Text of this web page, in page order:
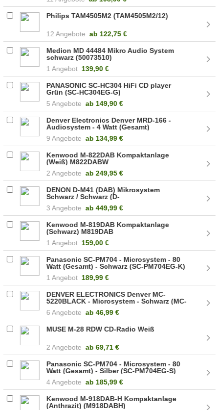
Philips TAM4505M2 (TAM4505M2/12)
12 Angebote ab 122,75 €
Medion MD 44484 Mikro Audio System
schwarz (50073510)
1 Angebot 139,90 €
PANASONIC SC-HC304 HiFi CD player
Grün (SC-HC304EG-G)
5 Angebote ab 149,90 €
Denver Electronics Denver MRD-166 -
Audiosystem - 4 Watt (Gesamt)
9 Angebote ab 134,99 €
Kenwood M-822DAB Kompaktanlage
(Weiß) M822DABW
2 Angebote ab 249,95 €
DENON D-M41 (DAB) Mikrosystem
Schwarz / Schwarz (D-
3 Angebote ab449,99 €
Kenwood M-819DAB Kompaktanlage
(Schwarz) M819DAB
1 Angebot 159,00 €
Panasonic SC-PM704 - Microsystem - 80
Watt (Gesamt) - Schwarz (SC-PM704EG-K)
1 Angebot 189,99 €
DENVER ELECTRONICS Denver MC-
5220BLACK - Microsystem - Schwarz (MC-
6 Angebote ab46,99 €
MUSE M-28 RDW CD-Radio Weiß
2 Angebote ab 69,71 €
Panasonic SC-PM704 - Microsystem - 80
Watt (Gesamt) - Silber (SC-PM704EG-S)
4 Angebote ab 185,99 €
Kenwood M-918DAB-H Kompaktanlage
(Anthrazit) (M918DABH)